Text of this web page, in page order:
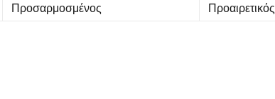
Προσαρμοσμένος Προαιρετικός